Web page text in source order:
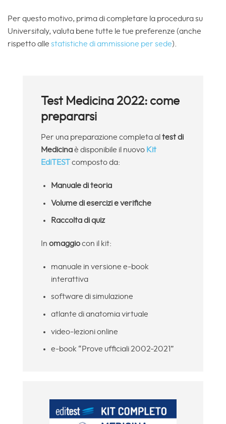
Per questo motivo, prima di completare la procedura su
Universitaly, valuta bene tutte le tue preferenze (anche
rispetto alle statistiche di ammissione per sede).
Test Medicina 2022: come
prepararsi
Per una preparazione completa al test di
Medicinaè disponibile il nuovo Kit
EdiTESTcomposto da:
Manuale di teoria
Volume di esercizi e verifiche
Raccolta di quiz
In omaggiocon il kit:
manuale in versione e-book
interattiva
software di simulazione
atlante di anatomia virtuale
video-lezioni online
e-book “Prove ufficiali 2002-2021”